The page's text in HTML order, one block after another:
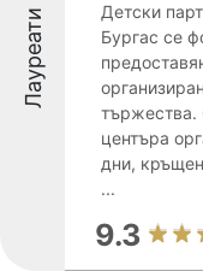
Лауреати
Детски
Бургас се
тържества.
центъра
дни,
...
9.3